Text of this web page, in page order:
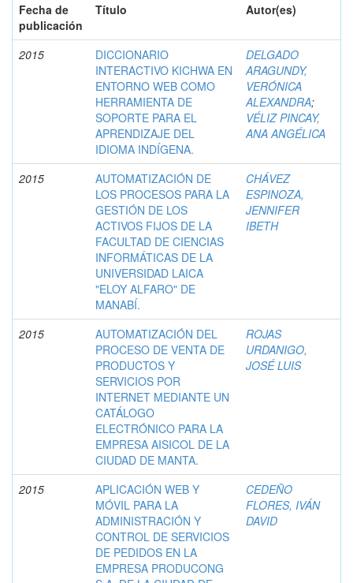
Fecha de
publicación
Título Autor(es)
2015
DICCIONARIO
INTERACTIVO KICHWA EN
ENTORNO WEB COMO
HERRAMIENTA DE
SOPORTE PARA EL
APRENDIZAJE DEL
IDIOMA INDÍGENA.
DELGADO
ARAGUNDY,
VERÓNICA
ALEXANDRA;
VÉLIZ PINCAY,
ANA ANGÉLICA
2015
AUTOMATIZACIÓN DE
LOS PROCESOS PARA LA
GESTIÓN DE LOS
ACTIVOS FIJOS DE LA
FACULTAD DE CIENCIAS
INFORMÁTICAS DE LA
UNIVERSIDAD LAICA
"ELOY ALFARO" DE
MANABÍ.
CHÁVEZ
ESPINOZA,
JENNIFER
IBETH
2015
AUTOMATIZACIÓN DEL
PROCESO DE VENTA DE
PRODUCTOS Y
SERVICIOS POR
INTERNET MEDIANTE UN
CATÁLOGO
ELECTRÓNICO PARA LA
EMPRESA AISICOL DE LA
CIUDAD DE MANTA.
ROJAS
URDANIGO,
JOSÉ LUIS
2015
APLICACIÓN WEB Y
MÓVIL PARA LA
ADMINISTRACIÓN Y
CONTROL DE SERVICIOS
DE PEDIDOS EN LA
EMPRESA PRODUCONG
CEDEÑO
FLORES, IVÁN
DAVID